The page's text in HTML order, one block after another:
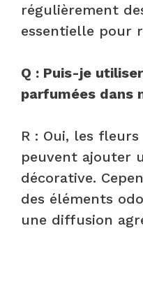
régulièrement
essentielle pour
Q : Puis-je
parfumées dans
R : Oui, les
peuvent ajouter
décorative.
des éléments
une diffusion